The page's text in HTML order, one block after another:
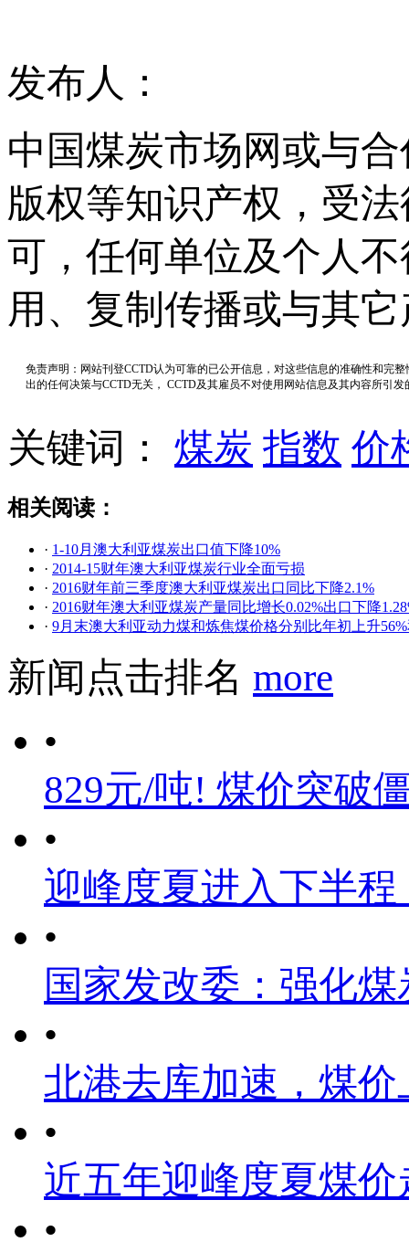
发布人：
中国煤炭市场网或与
版权等知识产权，受
可，任何单位及个人
用、复制传播或与其
免责声明：网站刊登CCTD认为可靠的已公开信息，对这些信息的准确性和完
出的任何决策与CCTD无关， CCTD及其雇员不对使用网站信息及其内容所引
关键词： 煤炭 指数 价
相关阅读：
· 1-10月澳大利亚煤炭出口值下降10%
· 2014-15财年澳大利亚煤炭行业全面亏损
· 2016财年前三季度澳大利亚煤炭出口同比下降2.1%
· 2016财年澳大利亚煤炭产量同比增长0.02%出口下降
· 9月末澳大利亚动力煤和炼焦煤价格分别比年初上升56%
新闻点击排名 more
•
829元/吨! 煤价突破
•
迎峰度夏进入下半
•
国家发改委：强化
•
北港去库加速，煤
•
近五年迎峰度夏煤价
•